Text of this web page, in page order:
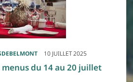
10 JUILLET 2025
menus du 14 au 20 juillet